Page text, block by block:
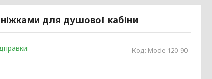
для душової кабіни
Код: Mode 120-90